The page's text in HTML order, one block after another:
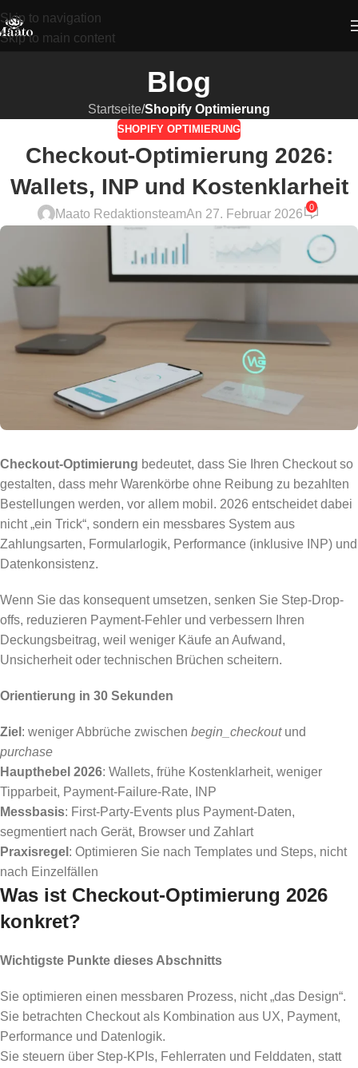
Skip to navigation
Skip to main content
Blog
Startseite/Shopify Optimierung
SHOPIFY OPTIMIERUNG
Checkout-Optimierung 2026:
Wallets, INP und Kostenklarheit
Maato RedaktionsteamAn 27. Februar 2026
0
Checkout-Optimierung bedeutet, dass Sie Ihren Checkout so
gestalten, dass mehr Warenkörbe ohne Reibung zu bezahlten
Bestellungen werden, vor allem mobil. 2026 entscheidet dabei
nicht „ein Trick“, sondern ein messbares System aus
Zahlungsarten, Formularlogik, Performance (inklusive INP) und
Datenkonsistenz.
Wenn Sie das konsequent umsetzen, senken Sie Step-Drop-
offs, reduzieren Payment-Fehler und verbessern Ihren
Deckungsbeitrag, weil weniger Käufe an Aufwand,
Unsicherheit oder technischen Brüchen scheitern.
Orientierung in 30 Sekunden
Ziel : weniger Abbrüche zwischen begin_checkoutund
purchase
Haupthebel 2026: Wallets, frühe Kostenklarheit, weniger
Tipparbeit, Payment-Failure-Rate, INP
Messbasis: First-Party-Events plus Payment-Daten,
segmentiert nach Gerät, Browser und Zahlart
Praxisregel : Optimieren Sie nach Templates und Steps, nicht
nach Einzelfällen
Was ist Checkout-Optimierung 2026
konkret?
Wichtigste Punkte dieses Abschnitts
Sie optimieren einen messbaren Prozess, nicht „das Design“.
Sie betrachten Checkout als Kombination aus UX, Payment,
Performance und Datenlogik.
Sie steuern über Step-KPIs, Fehlerraten und Felddaten, statt